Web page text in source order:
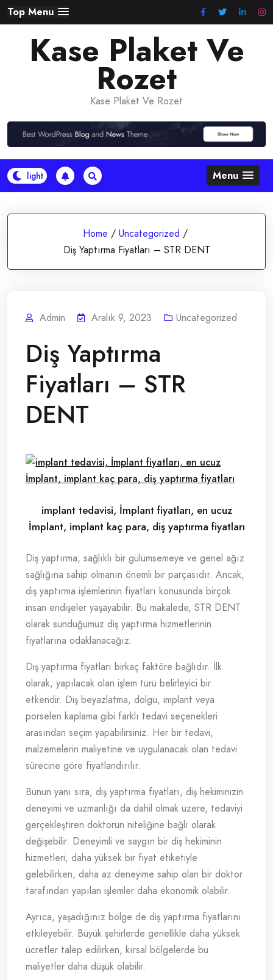
Skip
to
content
Top Menu
Kase Plaket Ve
Rozet
Kase Plaket Ve Rozet
Menu
Home / Uncategorized /
Diş Yaptırma Fiyatları – STR DENT
Admin Aralık 9, 2023 Uncategorized
Diş Yaptırma
Fiyatları – STR
DENT
implant tedavisi, İmplant fiyatları, en ucuz
İmplant, implant kaç para, diş yaptırma fiyatları
Diş yaptırma, sağlıklı bir gülümsemeye ve genel ağız
sağlığına sahip olmanın önemli bir parçasıdır. Ancak,
diş yaptırma işlemlerinin fiyatları konusunda birçok
insan endişeler yaşayabilir. Bu makalede, STR DENT
olarak sunduğumuz diş yaptırma hizmetlerinin
fiyatlarına odaklanacağız.
Diş yaptırma fiyatları birkaç faktöre bağlıdır. İlk
olarak, yapılacak olan işlem türü belirleyici bir
etkendir. Diş beyazlatma, dolgu, implant veya
porselen kaplama gibi farklı tedavi seçenekleri
arasından seçim yapabilirsiniz. Her bir tedavi,
malzemelerin maliyetine ve uygulanacak olan tedavi
sürecine göre fiyatlandırılır.
Bunun yanı sıra, diş yaptırma fiyatları, diş hekiminizin
deneyimi ve uzmanlığı da dahil olmak üzere, tedaviyi
gerçekleştiren doktorun niteliğine bağlı olarak
değişebilir. Deneyimli ve saygın bir diş hekiminin
hizmetleri, daha yüksek bir fiyat etiketiyle
gelebilirken, daha az deneyime sahip olan bir doktor
tarafından yapılan işlemler daha ekonomik olabilir.
Ayrıca, yaşadığınız bölge de diş yaptırma fiyatlarını
etkileyebilir. Büyük şehirlerde genellikle daha yüksek
ücretler talep edilirken, kırsal bölgelerde bu
maliyetler daha düşük olabilir.